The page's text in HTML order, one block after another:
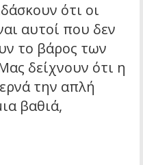
ότι οι
αυτοί που δεν
το βάρος των
δείχνουν ότι η
την απλή
βαθιά,